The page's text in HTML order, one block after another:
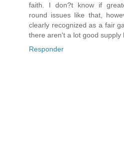
faith. I don?t know if
round issues like that,
clearly recognized as a fair
there aren't a lot good supply
Responder